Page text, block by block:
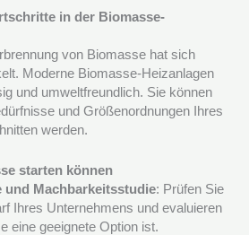
in der Biomasse-
von Biomasse hat sich
Moderne Biomasse-Heizanlagen
und umweltfreundlich. Sie können
und Größenordnungen Ihres
werden.
starten können
und Machbarkeitsstudie: Prüfen Sie
Ihres Unternehmens und evaluieren
eine geeignete Option ist.